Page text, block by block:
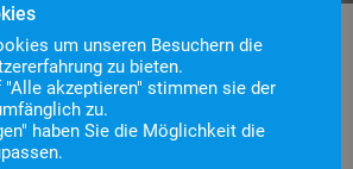
50
B3 – BMA
um unseren Besuchern die
zu bieten.
akzeptieren" stimmen sie der
zu.
haben Sie die Möglichkeit die